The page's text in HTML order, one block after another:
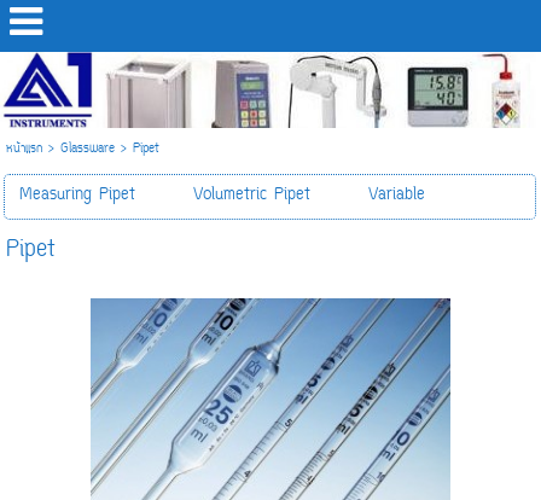
หน้าแรก> Glassware> Pipet
Measuring Pipet Volumetric Pipet Variable
Pipet